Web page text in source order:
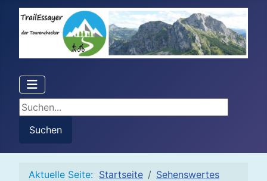
Suchen...
Suchen
Aktuelle Seite: Startseite
Sehenswertes